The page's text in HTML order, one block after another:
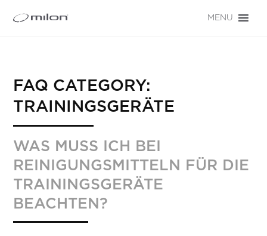
MENU
FAQ CATEGORY:
TRAININGSGERÄTE
WAS MUSS ICH BEI
REINIGUNGSMITTELN FÜR DIE
TRAININGSGERÄTE
BEACHTEN?